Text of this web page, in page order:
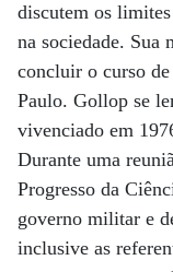
discutem os
na sociedade. Sua
concluir o curso de
Paulo. Gollop se
vivenciado em
Durante uma
Progresso da
governo militar e
inclusive as